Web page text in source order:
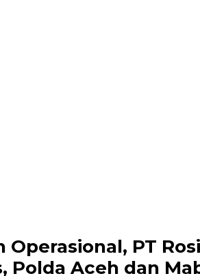
Operasional, PT
Polda Aceh dan